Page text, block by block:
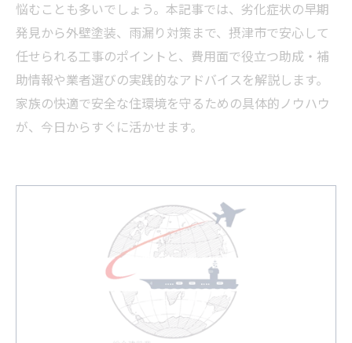
悩むことも多いでしょう。本記事では、劣化症状の早期
発見から外壁塗装、雨漏り対策まで、摂津市で安心して
任せられる工事のポイントと、費用面で役立つ助成・補
助情報や業者選びの実践的なアドバイスを解説します。
家族の快適で安全な住環境を守るための具体的ノウハウ
が、今日からすぐに活かせます。